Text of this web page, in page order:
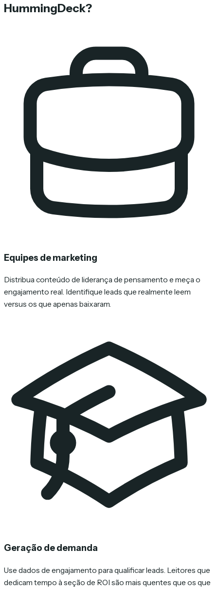
HummingDeck?
Equipes de marketing
Distribua conteúdo de liderança de pensamento e meça o
engajamento real. Identifique leads que realmente leem
versus os que apenas baixaram.
Geração de demanda
Use dados de engajamento para qualificar leads. Leitores que
dedicam tempo à seção de ROI são mais quentes que os que